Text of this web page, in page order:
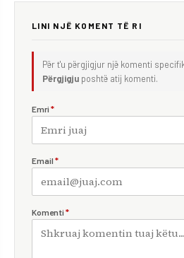
LINI NJË KOMENT TË RI
Për t'u përgjigjur një komenti
Përgjigju poshtë atij komenti.
Emri *
Email *
Komenti *